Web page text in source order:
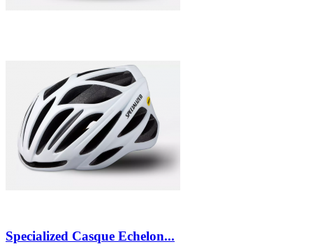
Specialized Casque Echelon...